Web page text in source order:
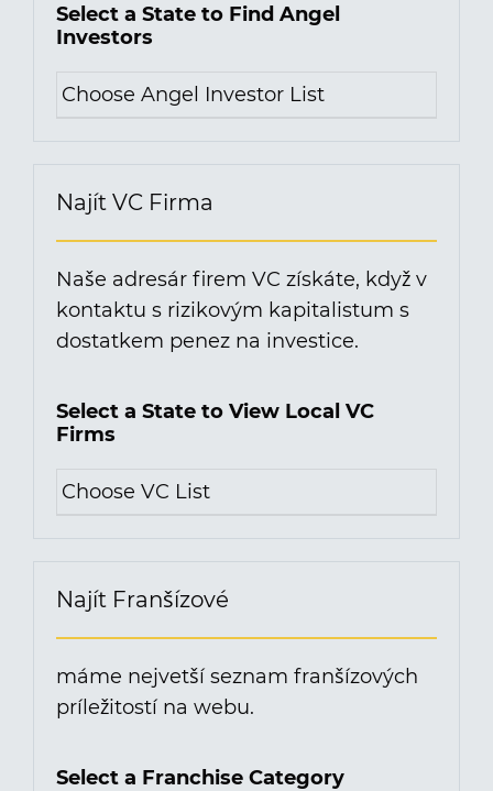
Select a State to Find Angel
Investors
Najít VC Firma
Naše adresár firem VC získáte, když v
kontaktu s rizikovým kapitalistum s
dostatkem penez na investice.
Select a State to View Local VC
Firms
Najít Franšízové
máme nejvetší seznam franšízových
príležitostí na webu.
Select a Franchise Category